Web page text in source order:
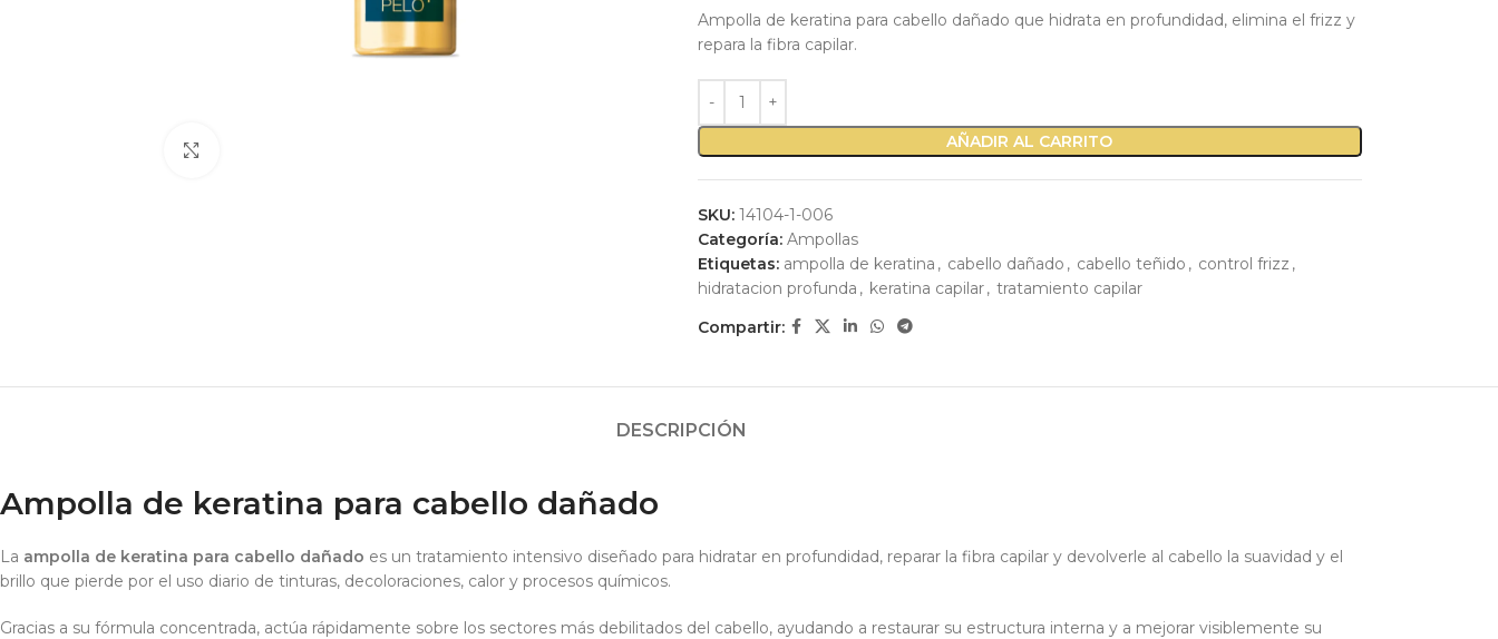
Ampolla de keratina para cabello dañado que hidrata en profundidad, elimina el frizz y
repara la fibra capilar.
AÑADIR AL CARRITO
SKU: 14104-1-006
Categoría: Ampollas
Etiquetas: ampolla de keratina , cabello dañado , cabello teñido , control frizz ,
hidratacion profunda , keratina capilar, tratamiento capilar
Compartir:
DESCRIPCIÓN
Ampolla de keratina para cabello dañado
La ampolla de keratina para cabello dañado es un tratamiento intensivo diseñado para hidratar en profundidad, reparar la fibra capilar y devolverle al cabello la suavidad y el
brillo que pierde por el uso diario de tinturas, decoloraciones, calor y procesos químicos.
Gracias a su fórmula concentrada, actúa rápidamente sobre los sectores más debilitados del cabello, ayudando a restaurar su estructura interna y a mejorar visiblemente su